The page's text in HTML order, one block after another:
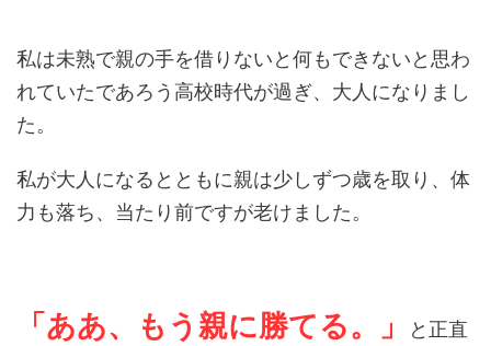
私は未熟で親の手を借りないと何もできないと思わ
れていたであろう高校時代が過ぎ、大人になりまし
た。
私が大人になるとともに親は少しずつ歳を取り、体
力も落ち、当たり前ですが老けました。
「ああ、もう親に勝てる。」
と正直